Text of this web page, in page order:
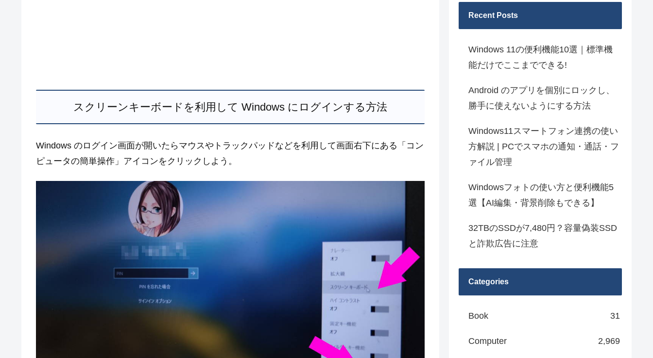
スクリーンキーボードを利用して Windows にログインする方法
Windows のログイン画面が開いたらマウスやトラックパッドなどを利用して画面右下にある「コン
ピュータの簡単操作」アイコンをクリックしよう。
Recent Posts
Windows 11の便利機能10選｜標準機
能だけでここまでできる!
Android のアプリを個別にロックし、
勝手に使えないようにする方法
Windows11スマートフォン連携の使い
方解説 | PCでスマホの通知・通話・フ
ァイル管理
Windowsフォトの使い方と便利機能5
選【AI編集・背景削除もできる】
32TBのSSDが7,480円？容量偽装SSD
と詐欺広告に注意
Categories
Book 31
Computer 2,969